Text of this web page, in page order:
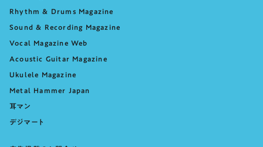
Rhythm & Drums Magazine
Sound & Recording Magazine
Vocal Magazine Web
Acoustic Guitar Magazine
Ukulele Magazine
Metal Hammer Japan
耳マン
デジマート